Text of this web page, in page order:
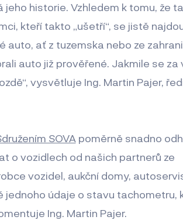
jeho historie. Vzhledem k tomu, že
kteří takto „ušetří“, se jistě
auto, ať z tuzemska nebo ze
auto již prověřené. Jakmile se za
vysvětluje Ing. Martin Pajer,
SOVA poměrně snadno
o vozidlech od našich partnerů ze
vozidel, aukční domy,
jednoho údaje o stavu tachometru,
Ing. Martin Pajer.